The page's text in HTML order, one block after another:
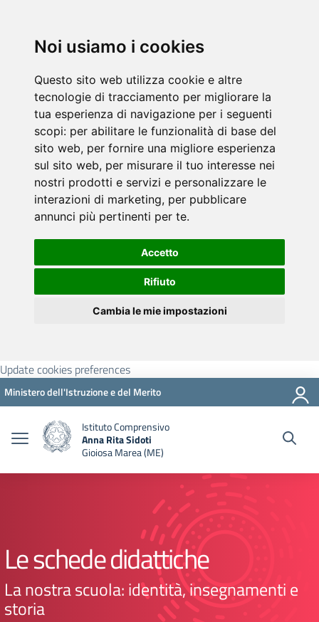
Noi usiamo i cookies
Questo sito web utilizza cookie e altre
tecnologie di tracciamento per migliorare la
tua esperienza di navigazione per i seguenti
scopi: per abilitare le funzionalità di base del
sito web, per fornire una migliore esperienza
sul sito web, per misurare il tuo interesse nei
nostri prodotti e servizi e personalizzare le
interazioni di marketing, per pubblicare
annunci più pertinenti per te.
Accetto
Rifiuto
Cambia le mie impostazioni
Update cookies preferences
Ministero dell'Istruzione e del Merito
Istituto Comprensivo
Anna Rita Sidoti
Gioiosa Marea (ME)
Le schede didattiche
La nostra scuola: identità, insegnamenti e
storia